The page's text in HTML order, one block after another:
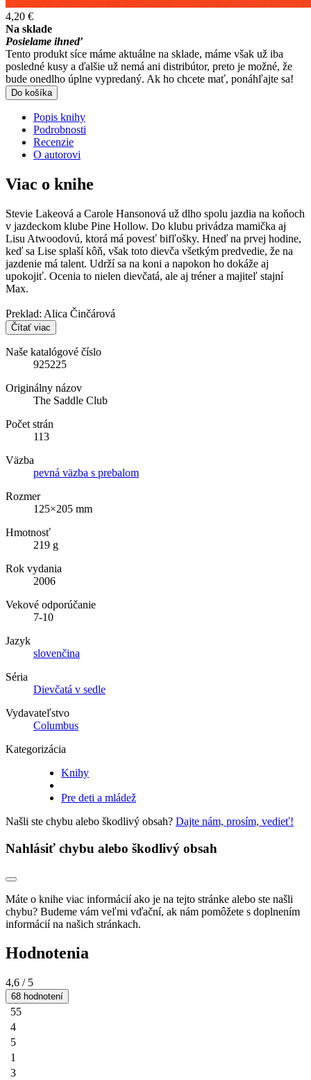
4,20 €
Na sklade
Posielame ihneď
Tento produkt síce máme aktuálne na sklade, máme však už iba
posledné kusy a ďalšie už nemá ani distribútor, preto je možné, že
bude onedlho úplne vypredaný. Ak ho chcete mať, ponáhľajte sa!
Do košíka
Popis knihy
Podrobnosti
Recenzie
O autorovi
Viac o knihe
Stevie Lakeová a Carole Hansonová už dlho spolu jazdia na koňoch
v jazdeckom klube Pine Hollow. Do klubu privádza mamička aj
Lisu Atwoodovú, ktorá má povesť bifľošky. Hneď na prvej hodine,
keď sa Lise splaší kôň, však toto dievča všetkým predvedie, že na
jazdenie má talent. Udrží sa na koni a napokon ho dokáže aj
upokojiť. Ocenia to nielen dievčatá, ale aj tréner a majiteľ stajní
Max.
Preklad: Alica Činčárová
Čítať viac
Naše katalógové číslo
925225
Originálny názov
The Saddle Club
Počet strán
113
Väzba
pevná väzba s prebalom
Rozmer
125×205 mm
Hmotnosť
219 g
Rok vydania
2006
Vekové odporúčanie
7-10
Jazyk
slovenčina
Séria
Dievčatá v sedle
Vydavateľstvo
Columbus
Kategorizácia
Knihy
Pre deti a mládež
Našli ste chybu alebo škodlivý obsah? Dajte nám, prosím, vedieť!
Nahlásiť chybu alebo škodlivý obsah
Máte o knihe viac informácií ako je na tejto stránke alebo ste našli
chybu? Budeme vám veľmi vďační, ak nám pomôžete s doplnením
informácií na našich stránkach.
Hodnotenia
4,6 / 5
68 hodnotení
55
4
5
1
3